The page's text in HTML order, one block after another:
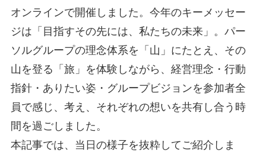
オンラインで開催しました。今年のキーメッセー
ジは「目指すその先には、私たちの未来」。パー
ソルグループの理念体系を「山」にたとえ、その
山を登る「旅」を体験しながら、経営理念・行動
指針・ありたい姿・グループビジョンを参加者全
員で感じ、考え、それぞれの想いを共有し合う時
間を過ごしました。
本記事では、当日の様子を抜粋してご紹介しま